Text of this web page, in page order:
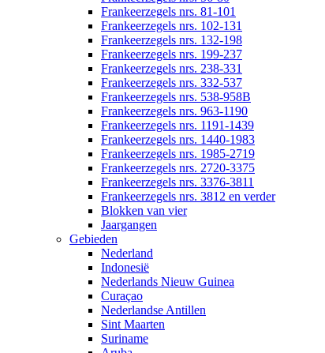
Frankeerzegels nrs. 81-101
Frankeerzegels nrs. 102-131
Frankeerzegels nrs. 132-198
Frankeerzegels nrs. 199-237
Frankeerzegels nrs. 238-331
Frankeerzegels nrs. 332-537
Frankeerzegels nrs. 538-958B
Frankeerzegels nrs. 963-1190
Frankeerzegels nrs. 1191-1439
Frankeerzegels nrs. 1440-1983
Frankeerzegels nrs. 1985-2719
Frankeerzegels nrs. 2720-3375
Frankeerzegels nrs. 3376-3811
Frankeerzegels nrs. 3812 en verder
Blokken van vier
Jaargangen
Gebieden
Nederland
Indonesië
Nederlands Nieuw Guinea
Curaçao
Nederlandse Antillen
Sint Maarten
Suriname